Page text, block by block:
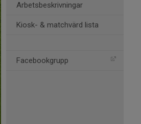
Arbetsbeskrivningar
Kiosk- & matchvärd lista
Facebookgrupp